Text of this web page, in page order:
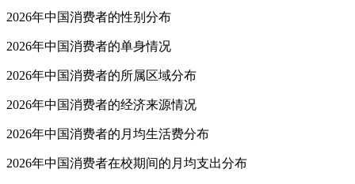
2026年中国消费者的性别分布
2026年中国消费者的单身情况
2026年中国消费者的所属区域分布
2026年中国消费者的经济来源情况
2026年中国消费者的月均生活费分布
2026年中国消费者在校期间的月均支出分布